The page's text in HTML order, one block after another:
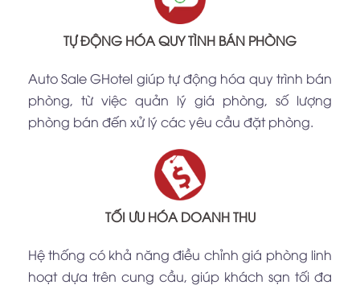
TỰ ĐỘNG HÓA QUY TÌNH BÁN PHÒNG
Auto Sale GHotel giúp tự động hóa quy trình bán
phòng, từ việc quản lý giá phòng, số lượng
phòng bán đến xử lý các yêu cầu đặt phòng.
TỐI ƯU HÓA DOANH THU
Hệ thống có khả năng điều chỉnh giá phòng linh
hoạt dựa trên cung cầu, giúp khách sạn tối đa